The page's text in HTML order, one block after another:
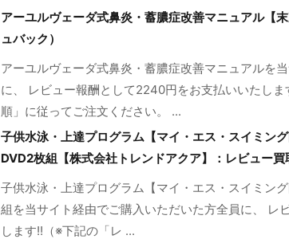
アーユルヴェーダ式鼻炎・蓄膿症改善マニュアル【
ュバック）
アーユルヴェーダ式鼻炎・蓄膿症改善マニュアルを
に、 レビュー報酬として2240円をお支払いいたし
順」に従ってご注文ください。 ...
子供水泳・上達プログラム【マイ・エス・スイミン
DVD2枚組【株式会社トレンドアクア】：レビュー買
子供水泳・上達プログラム【マイ・エス・スイミ
組を当サイト経由でご購入いただいた方全員に、 レ
します!!（※下記の「レ ...